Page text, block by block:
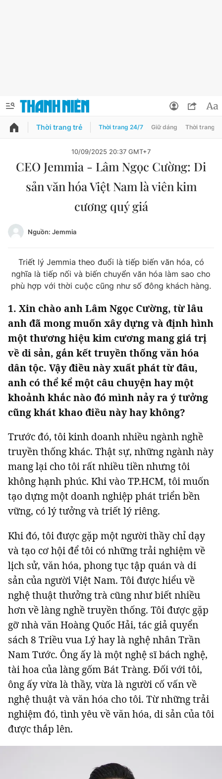
PODCAST QUẢNG CÁO
Chuyên mục
Tin thị trường Tin 360
Video
Magazine
Sản phẩm khác
Tiện ích Bạn cần biết
Thông tin tòa soạn Liên hệ quảng cáo
Đọc Thanh Niên trên điện thoại
Theo dõi báo trên
0906 645 777
Liên hệ quảng cáo
0908 780 404
Đặt báo Quảng cáo RSS Tòa soạn Chính sách bảo
Tổng biên tập: Nguyễn Ngọc Toàn
Phó tổng biên tập: Hải Thành
Ủy viên Ban biên tập - Tổng Thư ký tòa soạn: Trần Việt Hưng
Giấy phép xuất bản số 110/GP - BTTTT cấp ngày 24.3.2020
© 2003-2026 Bản quyền thuộc về Báo Thanh Niên. Cấm sao chép
dưới mọi hình thức nếu không có sự chấp thuận bằng văn bản.
Phát triển bởi ePi Technologies, JSC.
Thông tin tài khoản
Đổi mật khẩu
Tin đã xem
Thời trang trẻ Thời trang 24/7 Giữ dáng Thời trang
10/09/2025 20:37 GMT+7
CEO Jemmia - Lâm Ngọc Cường: Di
sản văn hóa Việt Nam là viên kim
cương quý giá
Nguồn: Jemmia
Triết lý Jemmia theo đuổi là tiếp biến văn hóa, có
nghĩa là tiếp nối và biến chuyển văn hóa làm sao cho
phù hợp với thời cuộc cũng như số đông khách hàng.
1. Xin chào anh Lâm Ngọc Cường, từ lâu
anh đã mong muốn xây dựng và định hình
một thương hiệu kim cương mang giá trị
về di sản, gắn kết truyền thống văn hóa
dân tộc. Vậy điều này xuất phát từ đâu,
anh có thể kể một câu chuyện hay một
khoảnh khắc nào đó mình nảy ra ý tưởng
cũng khát khao điều này hay không?
Trước đó, tôi kinh doanh nhiều ngành nghề
truyền thống khác. Thật sự, những ngành này
mang lại cho tôi rất nhiều tiền nhưng tôi
không hạnh phúc. Khi vào TP.HCM, tôi muốn
tạo dựng một doanh nghiệp phát triển bền
vững, có lý tưởng và triết lý riêng.
Khi đó, tôi được gặp một người thầy chỉ dạy
và tạo cơ hội để tôi có những trải nghiệm về
lịch sử, văn hóa, phong tục tập quán và di
sản của người Việt Nam. Tôi được hiểu về
nghệ thuật thưởng trà cũng như biết nhiều
hơn về làng nghề truyền thống. Tôi được gặp
gỡ nhà văn Hoàng Quốc Hải, tác giả quyển
sách 8 Triều vua Lý hay là nghệ nhân Trần
Nam Tước. Ông ấy là một nghệ sĩ bách nghệ,
tài hoa của làng gốm Bát Tràng. Đối với tôi,
ông ấy vừa là thầy, vừa là người cố vấn về
nghệ thuật và văn hóa cho tôi. Từ những trải
nghiệm đó, tình yêu về văn hóa, di sản của tôi
được thắp lên.